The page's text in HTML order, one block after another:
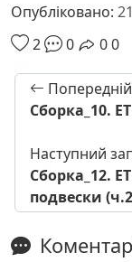
Опубліковано:
2
0 00
Сборка_10.
Наступний
Сборка_12.
подвески